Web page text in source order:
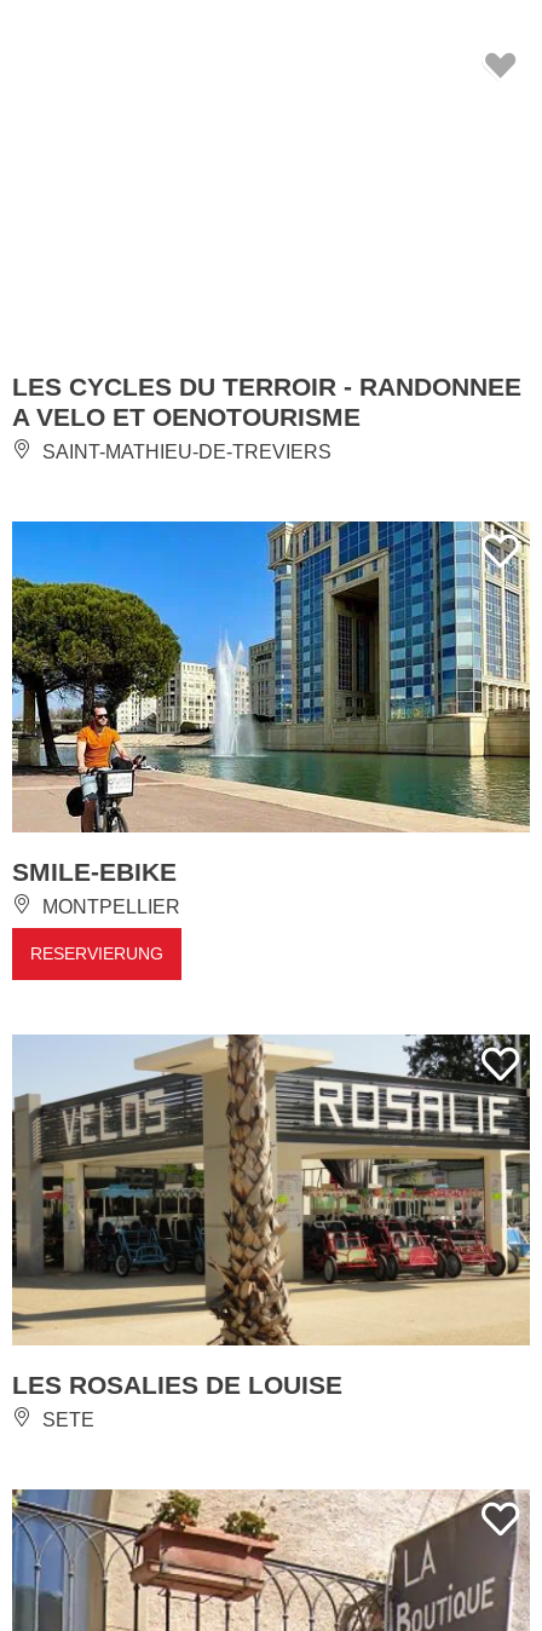
LES CYCLES DU TERROIR - RANDONNEE
A VELO ET OENOTOURISME
SAINT-MATHIEU-DE-TREVIERS
SMILE-EBIKE
MONTPELLIER
RESERVIERUNG
LES ROSALIES DE LOUISE
SETE